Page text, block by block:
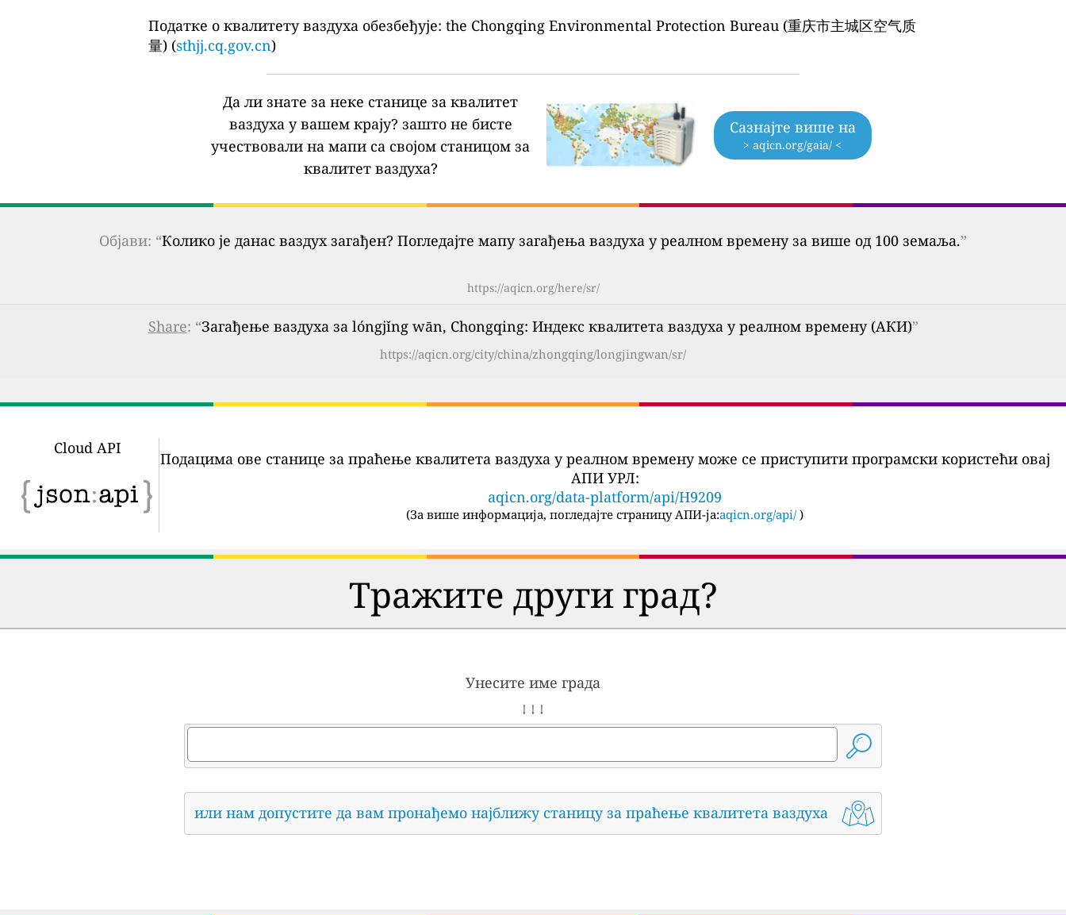
Податке о квалитету ваздуха обезбеђује: the Chongqing Environmental Protection Bureau (重庆市主城区空气质
量) (sthjj.cq.gov.cn)
Да ли знате за неке станице за квалитет
ваздуха у вашем крају? зашто не бисте
учествовали на мапи са својом станицом за
квалитет ваздуха?
Сазнајте више на
> aqicn.org/gaia/ <
Објави: “Колико је данас ваздух загађен? Погледајте мапу загађења ваздуха у реалном времену за више од 100 земаља.”
https://aqicn.org/here/sr/
Share: “Загађење ваздуха за lóngjǐng wān, Chongqing: Индекс квалитета ваздуха у реалном времену (АКИ)”
https://aqicn.org/city/china/zhongqing/longjingwan/sr/
Cloud API
Подацима ове станице за праћење квалитета ваздуха у реалном времену може се приступити програмски користећи овај
АПИ УРЛ:
aqicn.org/data-platform/api/H9209
(За више информација, погледајте страницу АПИ-ја:aqicn.org/api/ )
Тражите други град?
Унесите име града
↓ ↓ ↓
или нам допустите да вам пронађемо најближу станицу за праћење квалитета ваздуха